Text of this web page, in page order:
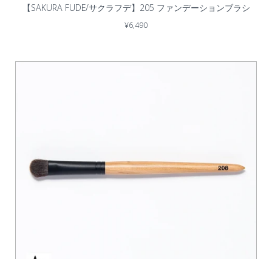
【SAKURA FUDE/サクラフデ】205 ファンデーションブラシ
¥6,490